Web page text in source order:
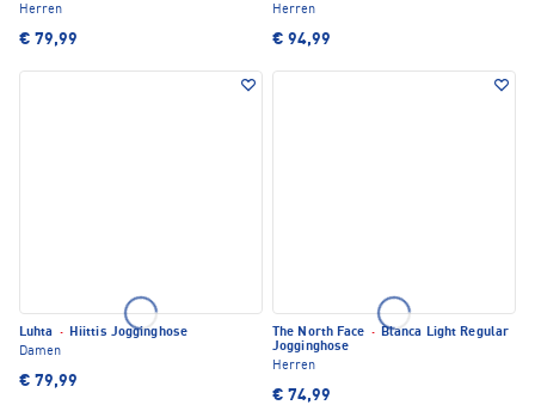
Herren
€ 79,99
Herren
€ 94,99
Luhta · Hiittis Jogginghose
Damen
€ 79,99
The North Face · Blanca Light Regular
Jogginghose
Herren
€ 74,99